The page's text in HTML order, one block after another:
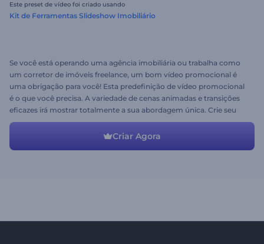
Este preset de vídeo foi criado usando
Kit de Ferramentas Slideshow Imobiliário
Se você está operando uma agência imobiliária ou trabalha como
um corretor de imóveis freelance, um bom vídeo promocional é
uma obrigação para você! Esta predefinição de vídeo promocional
é o que você precisa. A variedade de cenas animadas e transições
eficazes irá mostrar totalmente a sua abordagem única. Crie seu
vídeo exclusivo e atraia novos clientes hoje mesmo!
Criar Agora